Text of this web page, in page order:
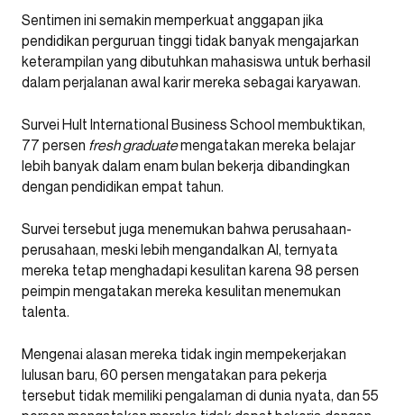
Sentimen ini semakin memperkuat anggapan jika
pendidikan perguruan tinggi tidak banyak mengajarkan
keterampilan yang dibutuhkan mahasiswa untuk berhasil
dalam perjalanan awal karir mereka sebagai karyawan.
Survei Hult International Business School membuktikan,
77 persen fresh graduatemengatakan mereka belajar
lebih banyak dalam enam bulan bekerja dibandingkan
dengan pendidikan empat tahun.
Survei tersebut juga menemukan bahwa perusahaan-
perusahaan, meski lebih mengandalkan AI, ternyata
mereka tetap menghadapi kesulitan karena 98 persen
peimpin mengatakan mereka kesulitan menemukan
talenta.
Mengenai alasan mereka tidak ingin mempekerjakan
lulusan baru, 60 persen mengatakan para pekerja
tersebut tidak memiliki pengalaman di dunia nyata, dan 55